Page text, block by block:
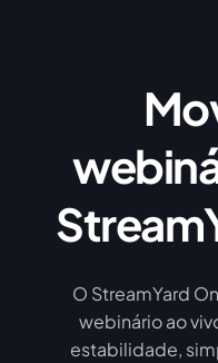
O StreamYard
webinário ao
estabilidade,